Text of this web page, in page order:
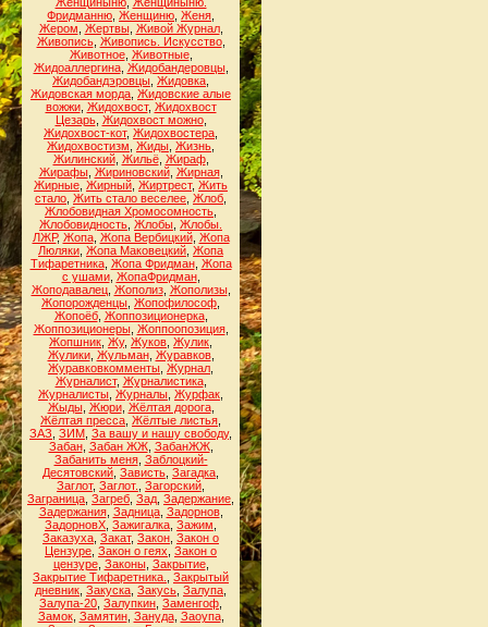
Фридманню Женщиню Женя
Жером Жертвы, Живой Журнал,
Живопись, Живопись. Искусство,
Животное, Животные,
Жидоаллергина, Жидобандеровцы,
Жидобандэровцы Жидовка
Жидовская морда Жидовские алые
вожжи, Жидохвост, Жидохвост
Цезарь, Жидохвост можно,
Жидохвост-кот, Жидохвостера
Жидохвостизм Жиды Жизнь
Жилинский, Жильё, Жираф,
Жирафы, Жириновский, Жирная,
Жирные Жирный Жиртрест, Жить
стало Жить стало веселее Жлоб
Жлобовидная Хромосомность
Жлобовидность Жлобы Жлобы.
ЛЖР, Жопа, Жопа Вербицкий, Жопа
Люляки Жопа Маковецкий Жопа
Тифаретника, Жопа Фридман, Жопа
с ушами, ЖопаФридман,
Жоподавалец, Жополиз, Жополизы,
Жопорожденцы Жопофилософ
Жопоёб, Жоппозиционерка,
Жоппозиционеры, Жоппоопозиция,
Жопшник Жу, Жуков Жулик
Жулики, Жульман, Журавков,
Журавковкомменты Журнал
Журналист, Журналистика,
Журналисты Журналы Журфак
Жыды, Жюри, Жёлтая дорога,
Жёлтая пресса Жёлтые листья
ЗАЗ ЗИМ За вашу и нашу свободу,
Забан, Забан ЖЖ, ЗабанЖЖ,
Забанить меня, Заблоцкий-
Десятовский Зависть Загадка
Заглот, Заглот. Загорский
Заграница Загреб Зад Задержание
Задержания, Задница, Задорнов,
ЗадорновХ Зажигалка Зажим
Заказуха Закат, Закон Закон о
Цензуре Закон о геях Закон о
цензуре, Законы, Закрытие,
Закрытие Тифаретника.
Закрытый
дневник Закуска Закусь Залупа
Залупа-20 Залупкин Заменгоф
Замок, Замятин, Зануда, Заоупа,